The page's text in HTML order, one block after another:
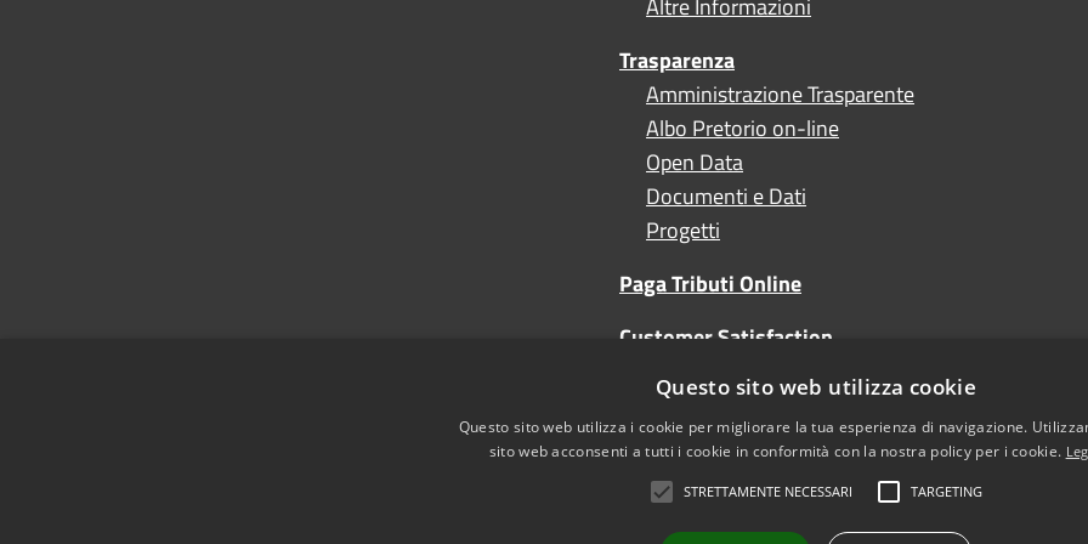
Altre Informazioni
Trasparenza
Amministrazione Trasparente
Albo Pretorio on-line
Open Data
Documenti e Dati
Progetti
Paga Tributi Online
Customer Satisfaction
Turismo
Questo sito web utilizza cookie
Questo sito web utilizza i cookie per migliorare la tua esperienza di navigazione.
sito web acconsenti a tutti i cookie in conformità con la nostra policy per i cookie.
STRETTAMENTE NECESSARI TARGETING